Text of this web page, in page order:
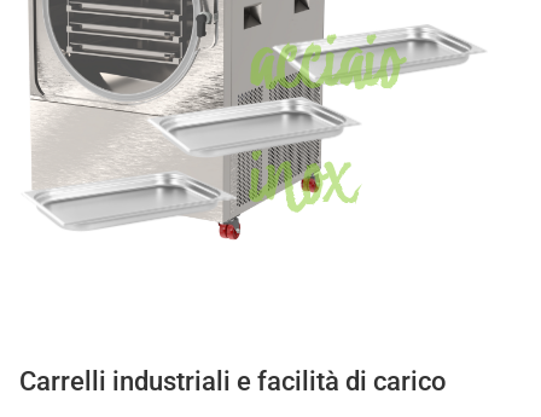
acciaio
inox
Carrelli industriali e facilità di carico